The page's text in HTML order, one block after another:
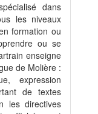
dans
les niveaux
formation ou
ou se
enseigne
de Molière :
expression
de textes
les directives